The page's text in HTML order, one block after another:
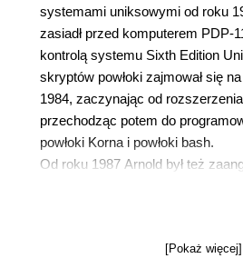
systemami uniksowymi od roku
zasiadł przed komputerem PDP-
kontrolą systemu Sixth Edition
skryptów powłoki zajmował się
1984, zaczynając od
przechodząc potem do
powłoki Korna i powłoki bash.
Od roku 1987 Arnold był też
pracach nad standaryzacją awk w
[Pokaż więcej]